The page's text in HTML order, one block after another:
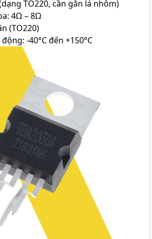
TO220, cần gắn lá nhôm)
4Ω – 8Ω
(TO220)
-40°C đến +150°C